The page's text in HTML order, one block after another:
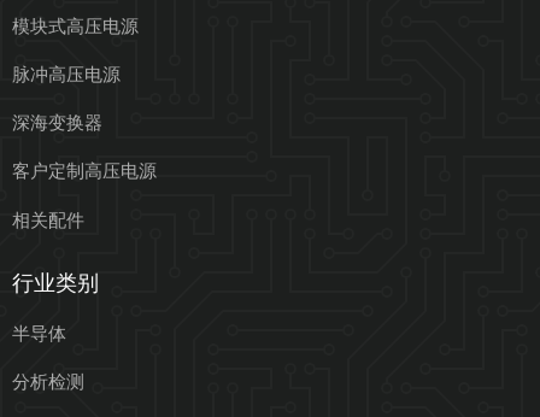
模块式高压电源
脉冲高压电源
深海变换器
客户定制高压电源
相关配件
行业类别
半导体
分析检测